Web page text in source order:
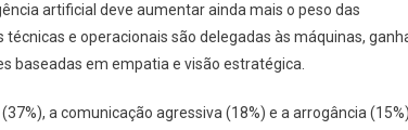
artificial deve aumentar ainda mais o peso das
e operacionais são delegadas às máquinas,
baseadas em empatia e visão estratégica.
a comunicação agressiva (18%) e a arrogância